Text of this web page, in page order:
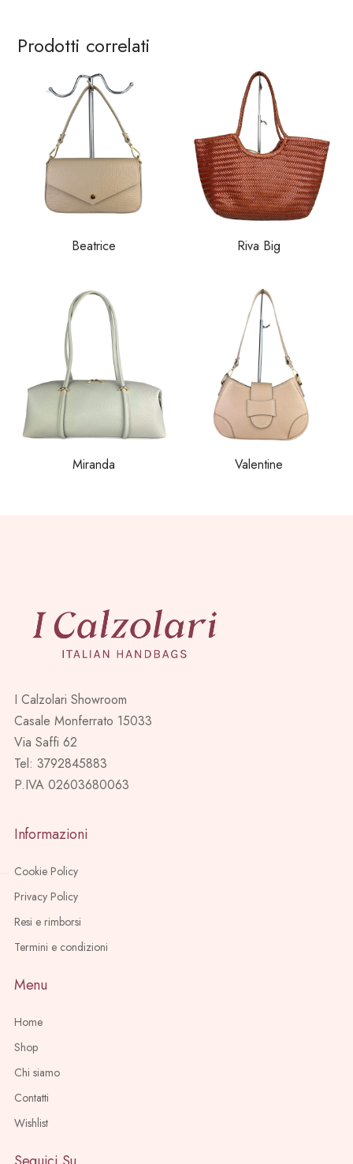
Prodotti correlati
Beatrice Riva Big
Miranda Valentine
I Calzolari Showroom
Casale Monferrato 15033
Via Saffi 62
Tel: 3792845883
P.IVA 02603680063
Informazioni
Cookie Policy
Privacy Policy
Resi e rimborsi
Termini e condizioni
Menu
Home
Shop
Chi siamo
Contatti
Wishlist